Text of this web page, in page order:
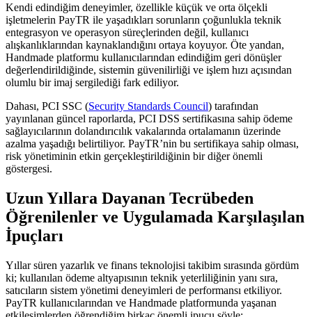
Kendi edindiğim deneyimler, özellikle küçük ve orta ölçekli
işletmelerin PayTR ile yaşadıkları sorunların çoğunlukla teknik
entegrasyon ve operasyon süreçlerinden değil, kullanıcı
alışkanlıklarından kaynaklandığını ortaya koyuyor. Öte yandan,
Handmade platformu kullanıcılarından edindiğim geri dönüşler
değerlendirildiğinde, sistemin güvenilirliği ve işlem hızı açısından
olumlu bir imaj sergilediği fark ediliyor.
Dahası, PCI SSC (Security Standards Council) tarafından
yayınlanan güncel raporlarda, PCI DSS sertifikasına sahip ödeme
sağlayıcılarının dolandırıcılık vakalarında ortalamanın üzerinde
azalma yaşadığı belirtiliyor. PayTR’nin bu sertifikaya sahip olması,
risk yönetiminin etkin gerçekleştirildiğinin bir diğer önemli
göstergesi.
Uzun Yıllara Dayanan Tecrübeden
Öğrenilenler ve Uygulamada Karşılaşılan
İpuçları
Yıllar süren yazarlık ve finans teknolojisi takibim sırasında gördüm
ki; kullanılan ödeme altyapısının teknik yeterliliğinin yanı sıra,
satıcıların sistem yönetimi deneyimleri de performansı etkiliyor.
PayTR kullanıcılarından ve Handmade platformunda yaşanan